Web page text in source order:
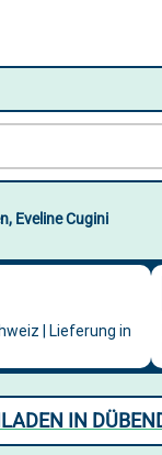
Eveline Cugini
IN